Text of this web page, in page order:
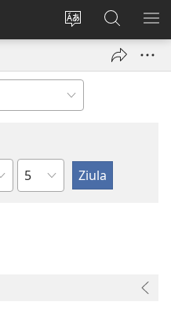
Soba
nding'a
Kota
(opens
Vavulula
muna
JW.ORG
Kapu